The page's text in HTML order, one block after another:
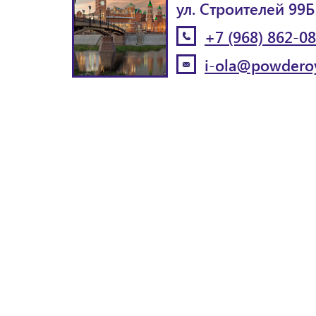
ул. Строителей 99Б
+7 (968) 862-
i-